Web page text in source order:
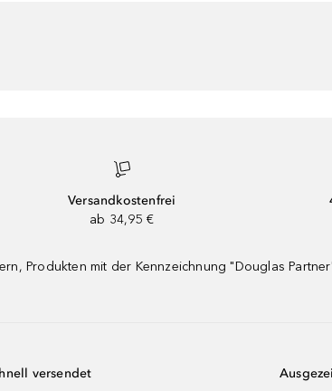
Versandkostenfrei
ab 34,95 €
Produkten mit der Kennzeichnung "Douglas
versendet